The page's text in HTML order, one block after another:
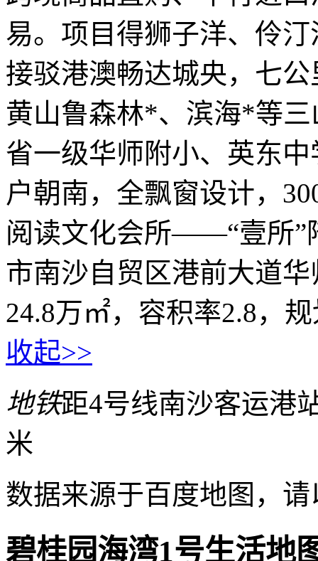
易。项目得狮子洋、伶
接驳港澳畅达城央，七
黄山鲁森林*、滨海*等
省一级华师附小、英东
户朝南，全飘窗设计，
阅读文化会所——“壹所”
市南沙自贸区港前大道
24.8万㎡，容积率2.8，
收起>>
地铁距4号线南沙客运港
米
数据来源于百度地图，
碧桂园海湾1号生活地